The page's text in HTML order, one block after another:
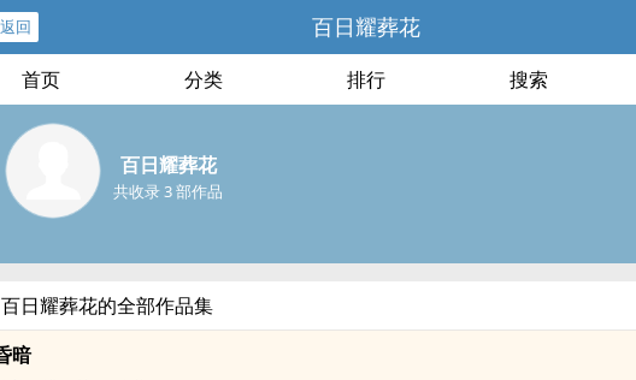
返回 百日耀葬花
首页 分类 排行 搜索
百日耀葬花
共收录 3 部作品
百日耀葬花的全部作品集
暗